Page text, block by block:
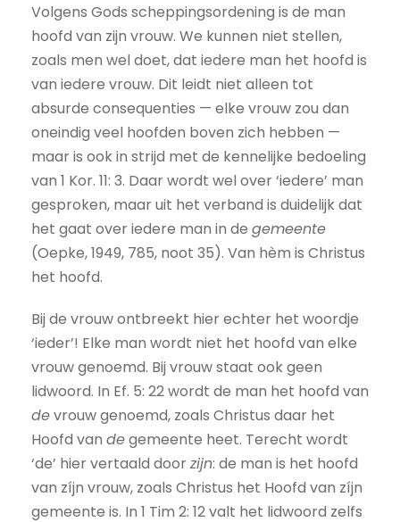
Volgens Gods scheppingsordening is de man
hoofd van zijn vrouw. We kunnen niet stellen,
zoals men wel doet, dat iedere man het hoofd is
van iedere vrouw. Dit leidt niet alleen tot
absurde consequenties — elke vrouw zou dan
oneindig veel hoofden boven zich hebben —
maar is ook in strijd met de kennelijke bedoeling
van 1 Kor. 11: 3. Daar wordt wel over ‘iedere’ man
gesproken, maar uit het verband is duidelijk dat
het gaat over iedere man in de gemeente
(Oepke, 1949, 785, noot 35). Van hèm is Christus
het hoofd.
Bij de vrouw ontbreekt hier echter het woordje
‘ieder’! Elke man wordt niet het hoofd van elke
vrouw genoemd. Bij vrouw staat ook geen
lidwoord. In Ef. 5: 22 wordt de man het hoofd van
devrouw genoemd, zoals Christus daar het
Hoofd van degemeente heet. Terecht wordt
‘de’ hier vertaald doorzijn: de man is het hoofd
van zíjn vrouw, zoals Christus het Hoofd van zíjn
gemeente is. In 1 Tim 2: 12 valt het lidwoord zelfs